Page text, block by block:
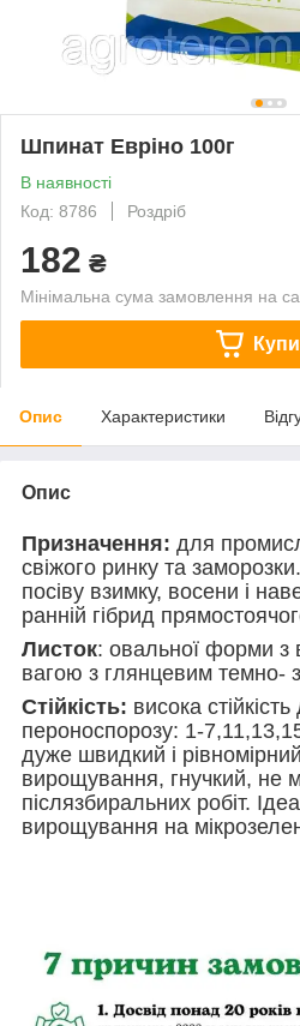
Шпинат Евріно 100г
В наявності
Код: 8786
Роздріб
182 ₴
Мінімальна сума замовлення на
Опис Характеристики
Опис
Призначення: для
свіжого ринку та
посіву взимку, восени і
ранній гібрид
Листок: овальної форми
вагою з глянцевим темно-
Стійкість: висока
пероноспорозу: 1-
дуже швидкий і
вирощування, гнучкий, не
післязбиральних робіт.
вирощування на